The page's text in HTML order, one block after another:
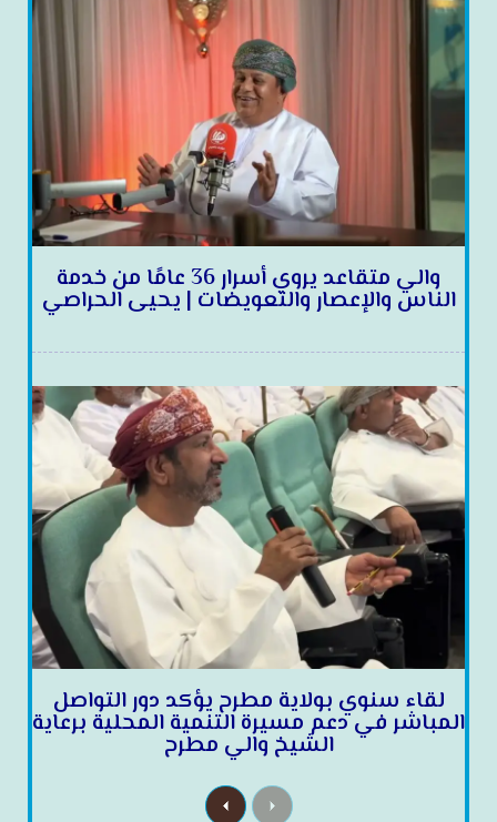
والي متقاعد يروي أسرار 36 عامًا من خدمة
الناس والإعصار والتعويضات | يحيى الحراصي
لقاء سنوي بولاية مطرح يؤكد دور التواصل
المباشر في دعم مسيرة التنمية المحلية برعاية
الشيخ والي مطرح
P
N